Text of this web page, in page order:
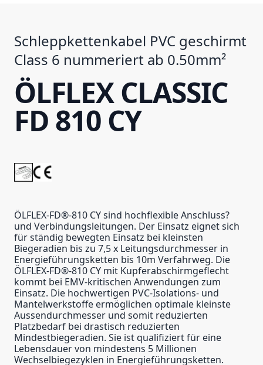
Schleppkettenkabel PVC geschirmt
Class 6 nummeriert ab 0.50mm²
ÖLFLEX CLASSIC
FD 810 CY
ÖLFLEX-FD®-810 CY sind hochflexible Anschluss?
und Verbindungsleitungen. Der Einsatz eignet sich
für ständig bewegten Einsatz bei kleinsten
Biegeradien bis zu 7,5 x Leitungsdurchmesser in
Energieführungsketten bis 10m Verfahrweg. Die
ÖLFLEX-FD®-810 CY mit Kupferabschirmgeflecht
kommt bei EMV-kritischen Anwendungen zum
Einsatz. Die hochwertigen PVC-Isolations- und
Mantelwerkstoffe ermöglichen optimale kleinste
Aussendurchmesser und somit reduzierten
Platzbedarf bei drastisch reduzierten
Mindestbiegeradien. Sie ist qualifiziert für eine
Lebensdauer von mindestens 5 Millionen
Wechselbiegezyklen in Energieführungsketten.